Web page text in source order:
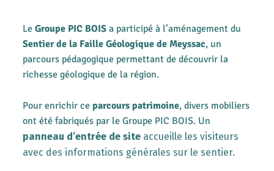
Le Groupe PIC BOISa participé à l’aménagement du
Sentier de la Faille Géologique de Meyssac, un
parcours pédagogique permettant de découvrir la
richesse géologique de la région.
Pour enrichir ce parcours patrimoine, divers mobiliers
ont été fabriqués par le Groupe PIC BOIS. Un
panneau d’entrée de siteaccueille les visiteurs
avec des informations générales sur le sentier.